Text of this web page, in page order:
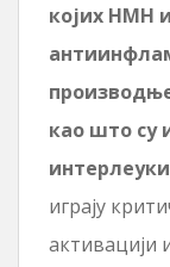
којих НМН
као што су
играју
активацији